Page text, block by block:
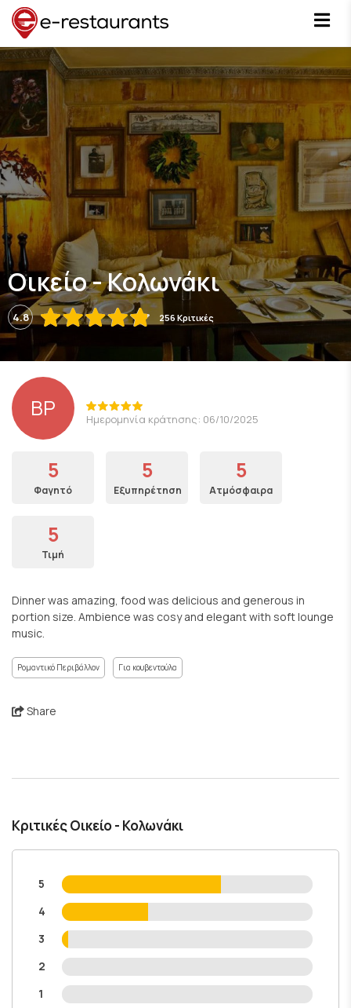
Οικείο - Κολωνάκι
4.8 256 Κριτικές
BP Ημερομηνία κράτησης: 06/10/2025
5
Φαγητό
5
Εξυπηρέτηση
5
Ατμόσφαιρα
5
Τιμή
Dinner was amazing, food was delicious and generous in
portion size. Ambience was cosy and elegant with soft lounge
music.
Ρομαντικό Περιβάλλον Για κουβεντούλα
Share
Κριτικές Οικείο - Κολωνάκι
5
4
3
2
1